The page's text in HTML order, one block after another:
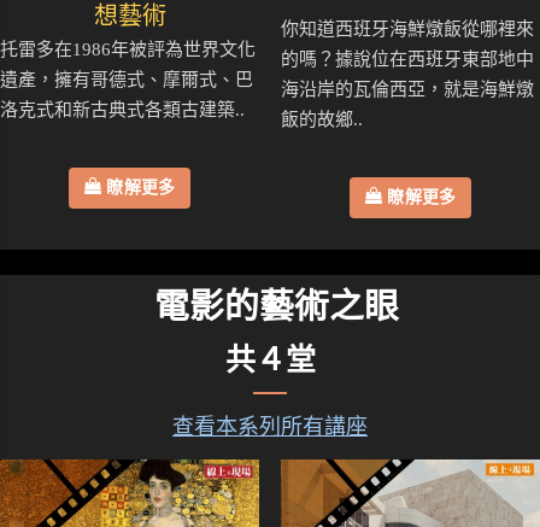
想藝術
托雷多在1986年被評為世界文化
遺產，擁有哥德式、摩爾式、巴
洛克式和新古典式各類古建築..
瞭解更多
你知道西班牙海鮮燉飯從哪裡來
的嗎？據說位在西班牙東部地中
海沿岸的瓦倫西亞，就是海鮮燉
飯的故鄉..
瞭解更多
電影的藝術之眼
共４堂
查看本系列所有講座